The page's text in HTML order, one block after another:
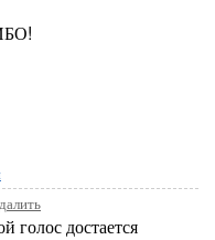
голос достается